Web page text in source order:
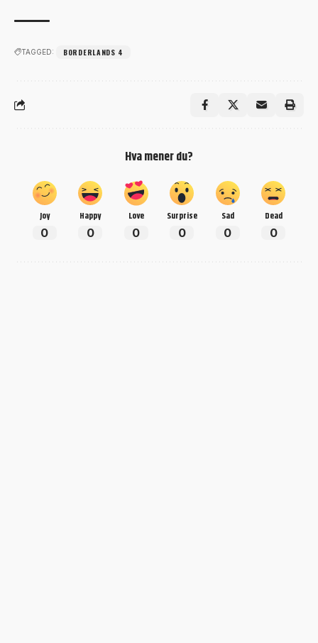
TAGGED: BORDERLANDS 4
Hva mener du?
Joy
0
Happy
0
Love
0
Surprise
0
Sad
0
Dead
0